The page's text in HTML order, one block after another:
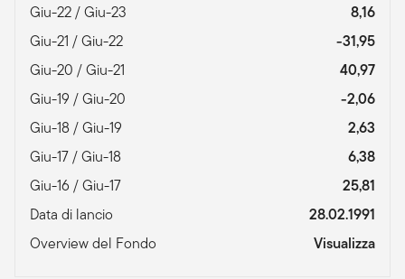
Giu-22 / Giu-23
8,16
Giu-21 / Giu-22
-31,95
Giu-20 / Giu-21
40,97
Giu-19 / Giu-20
-2,06
Giu-18 / Giu-19
2,63
Giu-17 / Giu-18
6,38
Giu-16 / Giu-17
25,81
Data di lancio
28.02.1991
Overview del Fondo
Visualizza